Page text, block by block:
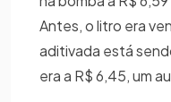
Antes, o litro era
aditivada está
era a R$ 6,45, um